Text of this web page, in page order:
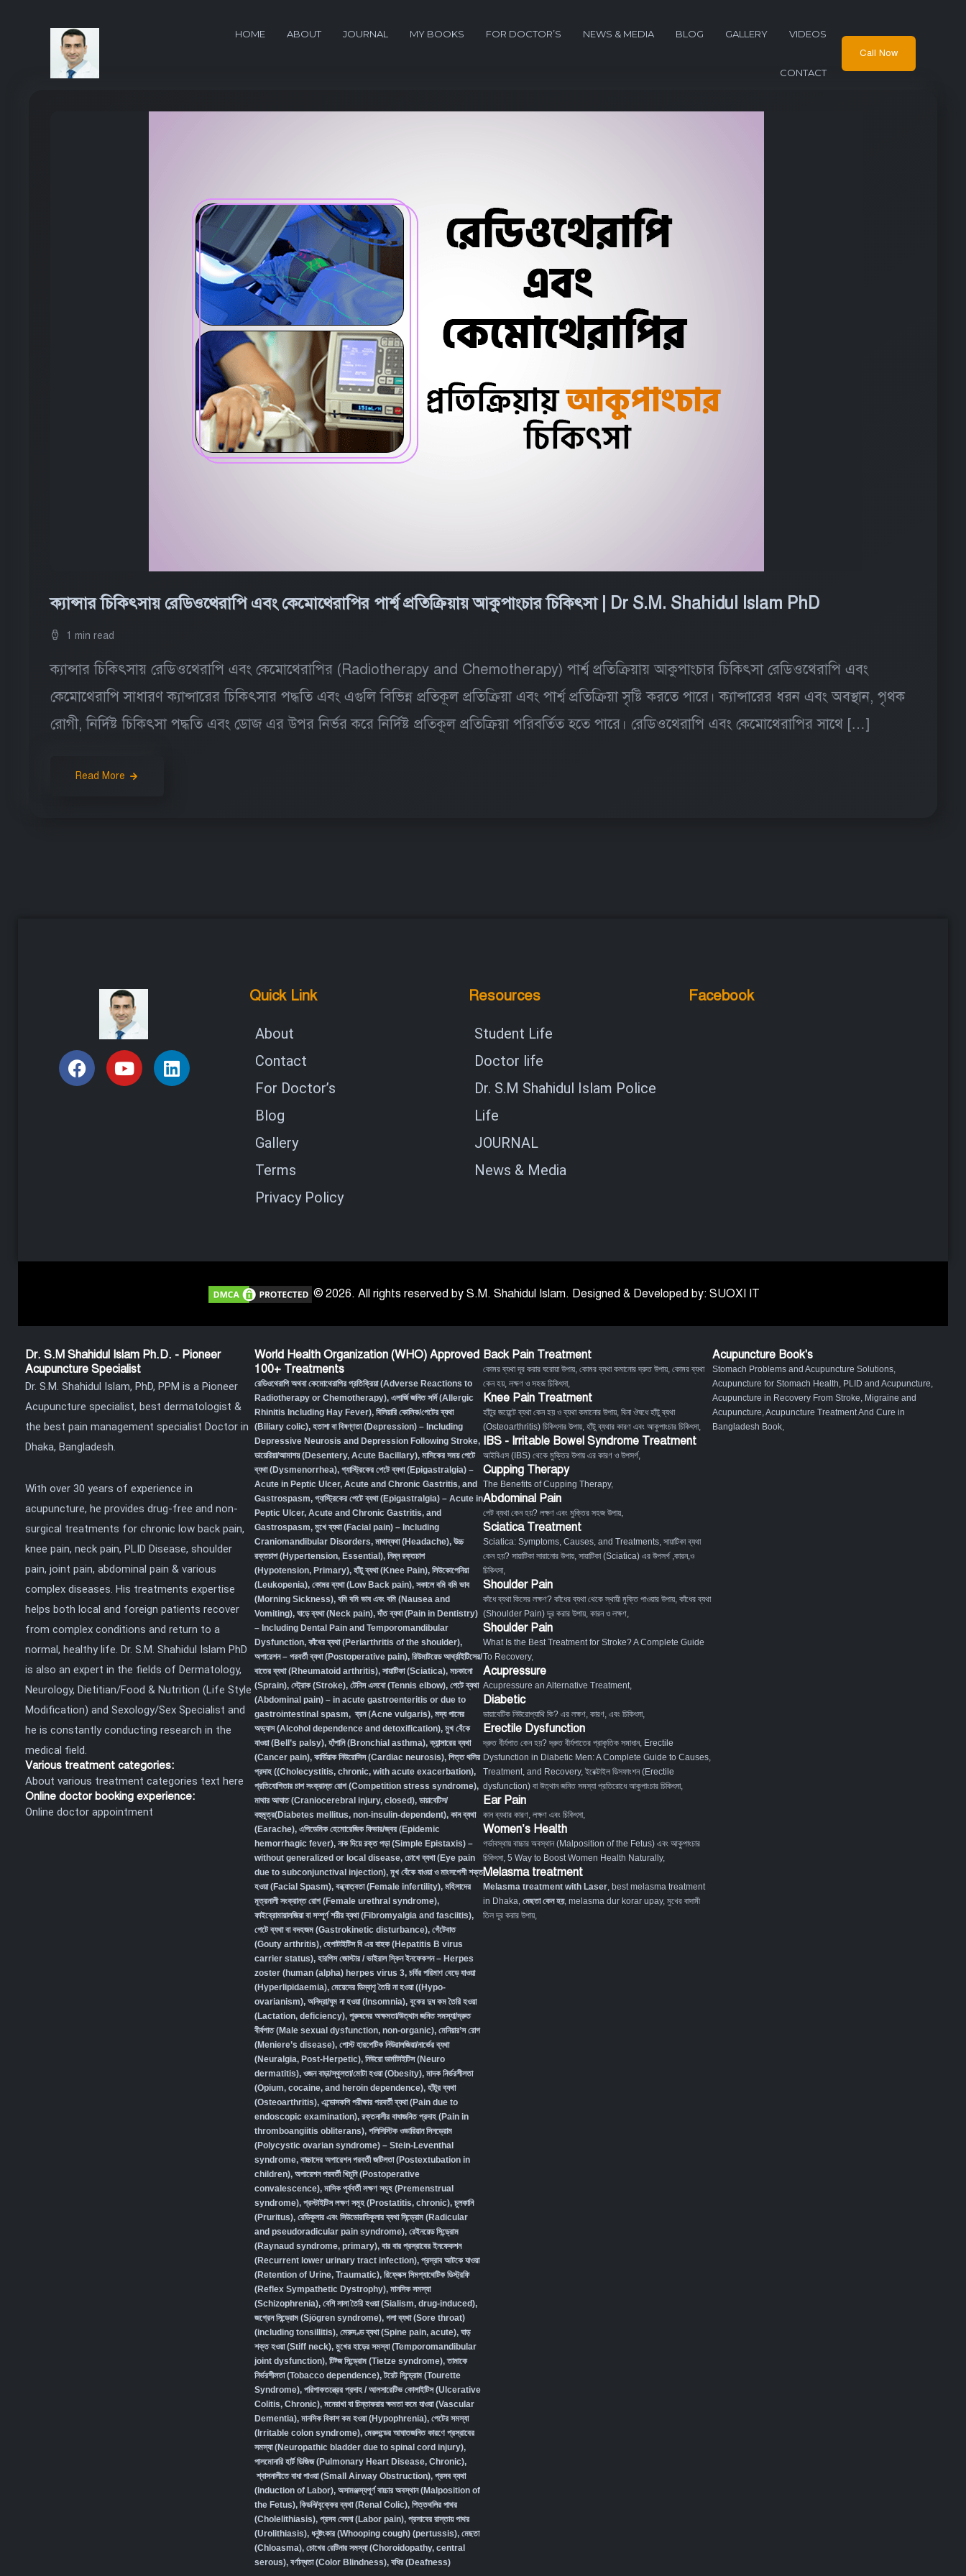
HOME ABOUT JOURNAL MY BOOKS FOR DOCTOR’S NEWS & MEDIA BLOG GALLERY VIDEOS
CONTACT
Call Now
ক্যান্সার চিকিৎসায় রেডিওথেরাপি এবং কেমোথেরাপির পার্শ্ব প্রতিক্রিয়ায় আকুপাংচার চিকিৎসা | Dr S.M. Shahidul Islam PhD
1 min read
ক্যান্সার চিকিৎসায় রেডিওথেরাপি এবং কেমোথেরাপির (Radiotherapy and Chemotherapy) পার্শ্ব প্রতিক্রিয়ায় আকুপাংচার চিকিৎসা রেডিওথেরাপি এবং
কেমোথেরাপি সাধারণ ক্যান্সারের চিকিৎসার পদ্ধতি এবং এগুলি বিভিন্ন প্রতিকূল প্রতিক্রিয়া এবং পার্শ্ব প্রতিক্রিয়া সৃষ্টি করতে পারে। ক্যান্সারের ধরন এবং অবস্থান, পৃথক
রোগী, নির্দিষ্ট চিকিৎসা পদ্ধতি এবং ডোজ এর উপর নির্ভর করে নির্দিষ্ট প্রতিকূল প্রতিক্রিয়া পরিবর্তিত হতে পারে। রেডিওথেরাপি এবং কেমোথেরাপির সাথে […]
Read More
Quick Link
About
Contact
For Doctor’s
Blog
Gallery
Terms
Privacy Policy
Resources
Student Life
Doctor life
Dr. S.M Shahidul Islam Police
Life
JOURNAL
News & Media
Facebook
© 2026. All rights reserved by S.M. Shahidul Islam. Designed & Developed by: SUOXI IT
Dr. S.M Shahidul Islam Ph.D. - Pioneer
Acupuncture Specialist
Dr. S.M. Shahidul Islam, PhD, PPM is a Pioneer
Acupuncture specialist, best dermatologist &
the best pain management specialist Doctor in
Dhaka, Bangladesh.
With over 30 years of experience in
acupuncture, he provides drug-free and non-
surgical treatments for chronic low back pain,
knee pain, neck pain, PLID Disease, shoulder
pain, joint pain, abdominal pain & various
complex diseases. His treatments expertise
helps both local and foreign patients recover
from complex conditions and return to a
normal, healthy life. Dr. S.M. Shahidul Islam PhD
is also an expert in the fields of Dermatology,
Neurology, Dietitian/Food & Nutrition (Life Style
Modification) and Sexology/Sex Specialist and
he is constantly conducting research in the
medical field.
Various treatment categories:
About various treatment categories text here
Online doctor booking experience:
Online doctor appointment
World Health Organization (WHO) Approved
100+ Treatments
রেডিওথেরাপি অথবা কেমোথেরাপির প্রতিক্রিয়া (Adverse Reactions to
Radiotherapy or Chemotherapy), এলার্জি জনিত সর্দি (Allergic
Rhinitis Including Hay Fever), বিলিয়ারি কোলিক/পেটের ব্যথা
(Biliary colic), হতাশা বা বিষণ্ণতা (Depression) – Including
Depressive Neurosis and Depression Following Stroke,
ডায়েরিয়া/আমাশয় (Desentery, Acute Bacillary), মাসিকের সময় পেটে
ব্যথা (Dysmenorrhea), গ্যাস্ট্রিকের পেটে ব্যথা (Epigastralgia) –
Acute in Peptic Ulcer, Acute and Chronic Gastritis, and
Gastrospasm, গ্যাস্ট্রিকের পেটে ব্যথা (Epigastralgia) – Acute in
Peptic Ulcer, Acute and Chronic Gastritis, and
Gastrospasm, মুখে ব্যথা (Facial pain) – Including
Craniomandibular Disorders, মাথাব্যথা (Headache), উচ্চ
রক্তচাপ (Hypertension, Essential), নিম্ন রক্তচাপ
(Hypotension, Primary), হাঁটু ব্যথা (Knee Pain), লিউকোপেনিয়া
(Leukopenia), কোমর ব্যথা (Low Back pain), সকালে বমি বমি ভাব
(Morning Sickness), বমি বমি ভাব এবং বমি (Nausea and
Vomiting), ঘাড়ে ব্যথা (Neck pain),দাঁত ব্যথা (Pain in Dentistry)
– Including Dental Pain and Temporomandibular
Dysfunction, কাঁধের ব্যথা (Periarthritis of the shoulder),
অপারেশন – পরবর্তী ব্যথা (Postoperative pain), রিউমাটয়েড আর্থ্রাইটিসের/
বাতের ব্যথা (Rheumatoid arthritis), সায়াটিকা (Sciatica), মচকানো
(Sprain), স্ট্রোক (Stroke), টেনিস এলবো (Tennis elbow), পেটে ব্যথা
(Abdominal pain) – in acute gastroenteritis or due to
gastrointestinal spasm, ব্রন (Acne vulgaris), মদ্য পানের
অভ্যাস (Alcohol dependence and detoxification), মুখ বেঁকে
যাওয়া (Bell’s palsy), হাঁপানি (Bronchial asthma),ক্যান্সারের ব্যথা
(Cancer pain), কার্ডিয়াক নিউরোসিস (Cardiac neurosis), পিত্ত থলির
প্রদাহ ((Cholecystitis, chronic, with acute exacerbation),
প্রতিযোগিতার চাপ সংক্রান্ত রোগ (Competition stress syndrome),
মাথার আঘাত (Craniocerebral injury, closed), ডায়াবেটিস/
বহুমূত্র(Diabetes mellitus, non-insulin-dependent), কান ব্যথা
(Earache), এপিডেমিক হেমোরেজিক ফিভার/জ্বর (Epidemic
hemorrhagic fever), নাক দিয়ে রক্ত পড়া (Simple Epistaxis) –
without generalized or local disease, চোখে ব্যথা (Eye pain
due to subconjunctival injection), মুখ বেঁকে যাওয়া ও মাংসপেশী শক্ত
হওয়া (Facial Spasm), বন্ধ্যাত্বতা (Female infertility), মহিলাদের
মূত্রনালী সংক্রান্ত রোগ (Female urethral syndrome),
ফাইব্রোমায়ালজিয়া বা সম্পূর্ণ শরীর ব্যথা (Fibromyalgia and fasciitis),
পেটে ব্যথা বা বদহজম (Gastrokinetic disturbance), গেঁটেবাত
(Gouty arthritis), হেপাটাইটিস বি এর বাহক (Hepatitis B virus
carrier status), হারপিস জোস্টার / ভাইরাল স্কিন ইনফেকশন – Herpes
zoster (human (alpha) herpes virus 3, চর্বির পরিমাণ বেড়ে যাওয়া
(Hyperlipidaemia), মেয়েদের ডিম্বাণু তৈরি না হওয়া ((Hypo-
ovarianism), অনিদ্রা/ঘুম না হওয়া (Insomnia), বুকের দুধ কম তৈরি হওয়া
(Lactation, deficiency), পুরুষদের অক্ষমতা/উত্থান জনিত সমস্যা/দ্রুত
বীর্যপাত (Male sexual dysfunction, non-organic), মেনিয়ার’স রোগ
(Meniere’s disease), পোস্ট হারপেটিক নিউরালজিয়া/নার্ভের ব্যথা
(Neuralgia, Post-Herpetic), নিউরো ডার্মাটাইটিস (Neuro
dermatitis), ওজন বাড়া/স্থূলতা/মোটা হওয়া (Obesity), মাদক নির্ভরশীলতা
(Opium, cocaine, and heroin dependence), হাঁটুর ব্যথা
(Osteoarthritis), এন্ডোসকপি পরীক্ষার পরবর্তী ব্যথা (Pain due to
endoscopic examination), রক্তনালীর বাধাজনিত প্রদাহ (Pain in
thromboangiitis obliterans), পলিসিস্টিক ওভারিয়ান সিনড্রোম
(Polycystic ovarian syndrome) – Stein-Leventhal
syndrome, বাচ্চাদের অপারেশন পরবর্তী জটিলতা (Postextubation in
children), অপারেশন পরবর্তী খিচুনি (Postoperative
convalescence), মাসিক পূর্ববর্তী লক্ষণ সমূহ (Premenstrual
syndrome), প্রস্টাইটিস লক্ষণ সমূহ (Prostatitis, chronic), চুলকানি
(Pruritus), রেডিকুলার এবং সিউডোরাডিকুলার ব্যথা সিন্ড্রোম (Radicular
and pseudoradicular pain syndrome), রেইনয়েড সিন্ড্রোম
(Raynaud syndrome, primary), বার বার প্রস্রাবের ইনফেকশন
(Recurrent lower urinary tract infection), প্রস্রাব আটকে যাওয়া
(Retention of Urine, Traumatic), রিফ্লেক্স সিমপ্যাথেটিক ডিস্ট্রফি
(Reflex Sympathetic Dystrophy), মানসিক সমস্যা
(Schizophrenia), বেশি লালা তৈরি হওয়া (Sialism, drug-induced),
জগ্রেন সিন্ড্রোম (Sjögren syndrome), গলা ব্যথা (Sore throat)
(including tonsillitis), মেরুদণ্ড ব্যথা (Spine pain, acute), ঘাড়
শক্ত হওয়া (Stiff neck), মুখের হাড়ের সমস্যা (Temporomandibular
joint dysfunction), টিট্জ সিন্ড্রোম (Tietze syndrome),তামাকে
নির্ভরশীলতা (Tobacco dependence),টরেট সিন্ড্রোম (Tourette
Syndrome), পরিপাকতন্ত্রের প্রদাহ / আলসারেটিভ কোলাইটিস (Ulcerative
Colitis, Chronic), মনেরাখা বা চিন্তাকরার ক্ষমতা কমে যাওয়া (Vascular
Dementia), মানসিক বিকাশ কম হওয়া (Hypophrenia), পেটের সমস্যা
(Irritable colon syndrome), মেরুদন্ডের আঘাতজনিত কারণে প্রস্রাবের
সমস্যা (Neuropathic bladder due to spinal cord injury),
পালমোনারি হার্ট ডিজিজ (Pulmonary Heart Disease, Chronic),
শ্বাসনালীতে বাধা পাওয়া (Small Airway Obstruction), প্রসব ব্যথা
(Induction of Labor), অসামঞ্জস্যপূর্ণ বাচ্চার অবস্থান (Malposition of
the Fetus), কিডনি/বৃক্কের ব্যথা (Renal Colic), পিত্তথলির পাথর
(Cholelithiasis), প্রসব বেদনা (Labor pain), প্রসাবের রাস্তায় পাথর
(Urolithiasis), ধনুষ্টংকার (Whooping cough) (pertussis), মেছতা
(Chloasma), চোখের রেটিনার সমস্যা (Choroidopathy, central
serous), বর্ণান্ধতা (Color Blindness), বধির (Deafness)
Back Pain Treatment
কোমর ব্যথা দূর করার ঘরোয়া উপায়, কোমর ব্যথা কমানোর দ্রুত উপায়, কোমর ব্যথা
কেন হয়, লক্ষণ ও সহজ চিকিৎসা,
Knee Pain Treatment
হাঁটুর জয়েন্টে ব্যথা কেন হয় ও ব্যথা কমানোর উপায়, বিনা ঔষধে হাঁটু ব্যথা
(Osteoarthritis) চিকিৎসার উপায়, হাঁটু ব্যথার কারণ এবং আকুপাংচার চিকিৎসা,
IBS - Irritable Bowel Syndrome Treatment
আইবিএস (IBS) থেকে মুক্তির উপায় এর কারণ ও উপসর্গ,
Cupping Therapy
The Benefits of Cupping Therapy,
Abdominal Pain
পেট ব্যথা কেন হয়? লক্ষণ এবং মুক্তির সহজ উপায়,
Sciatica Treatment
Sciatica: Symptoms, Causes, and Treatments, সায়াটিকা ব্যথা
কেন হয়? সায়াটিকা সারানোর উপায়, সায়াটিকা (Sciatica) এর উপসর্গ ,কারন,ও
চিকিৎসা,
Shoulder Pain
কাঁধে ব্যথা কিসের লক্ষণ? কাঁধের ব্যথা থেকে স্থায়ী মুক্তি পাওয়ার উপায়, কাঁধের ব্যথা
(Shoulder Pain) দূর করার উপায়, কারন ও লক্ষণ,
Shoulder Pain
What Is the Best Treatment for Stroke? A Complete Guide
To Recovery,
Acupressure
Acupressure an Alternative Treatment,
Diabetic
ডায়াবেটিক নিউরোপ্যাথি কি? এর লক্ষণ, কারণ, এবং চিকিৎসা,
Erectile Dysfunction
দ্রুত বীর্যপাত কেন হয়? দ্রুত বীর্যপাতের প্রাকৃতিক সমাধান, Erectile
Dysfunction in Diabetic Men: A Complete Guide to Causes,
Treatment, and Recovery, ইরেক্টাইল ডিসফাংশন (Erectile
dysfunction) বা উত্থান জনিত সমস্যা প্রতিরোধে আকুপাংচার চিকিৎসা,
Ear Pain
কান ব্যথার কারণ, লক্ষণ এবং চিকিৎসা,
Women’s Health
গর্ভাবস্থায় বাচ্চার অবস্থান (Malposition of the Fetus) এবং আকুপাংচার
চিকিৎসা, 5 Way to Boost Women Health Naturally,
Melasma treatment
Melasma treatment with Laser, best melasma treatment
in Dhaka, মেছতা কেন হয়, melasma dur korar upay, মুখের বাদামী
তিল দূর করার উপায়,
Acupuncture Book's
Stomach Problems and Acupuncture Solutions,
Acupuncture for Stomach Health, PLID and Acupuncture,
Acupuncture in Recovery From Stroke, Migraine and
Acupuncture,Acupuncture Treatment And Cure in
Bangladesh Book,